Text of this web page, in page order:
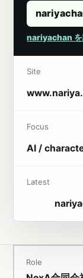
nariyachan を
Site
Focus
AI /
Latest
Role